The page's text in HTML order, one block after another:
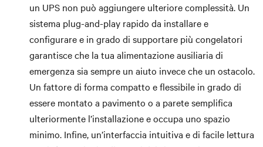
un UPS non può aggiungere ulteriore complessità. Un
sistema plug-and-play rapido da installare e
configurare e in grado di supportare più congelatori
garantisce che la tua alimentazione ausiliaria di
emergenza sia sempre un aiuto invece che un ostacolo.
Un fattore di forma compatto e flessibile in grado di
essere montato a pavimento o a parete semplifica
ulteriormente l’installazione e occupa uno spazio
minimo. Infine, un’interfaccia intuitiva e di facile lettura